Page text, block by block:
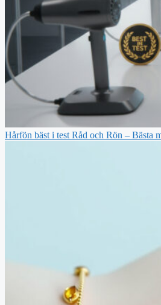
Hårfön bäst i test Råd och Rön – Bästa